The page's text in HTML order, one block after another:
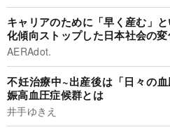
キャリアのために「早く産む」
化傾向ストップした日本社会の
AERAdot.
不妊治療中~出産後は「日々の
娠高血圧症候群とは
井手ゆきえ